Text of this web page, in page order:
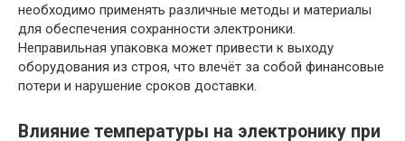
необходимо применять различные методы и материалы
для обеспечения сохранности электроники.
Неправильная упаковка может привести к выходу
оборудования из строя, что влечёт за собой финансовые
потери и нарушение сроков доставки.
Влияние температуры на электронику при